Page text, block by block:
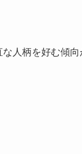
人柄を好む傾